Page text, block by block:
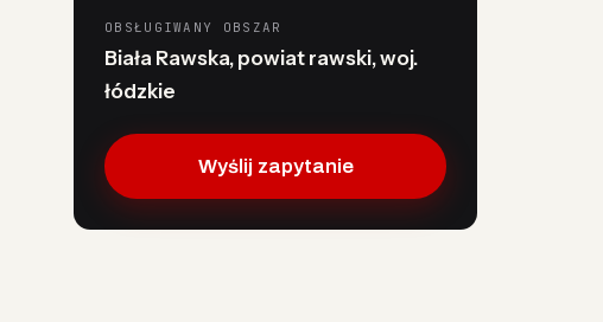
OBSŁUGIWANY OBSZAR
Biała Rawska, powiat rawski, woj.
łódzkie
Wyślij zapytanie